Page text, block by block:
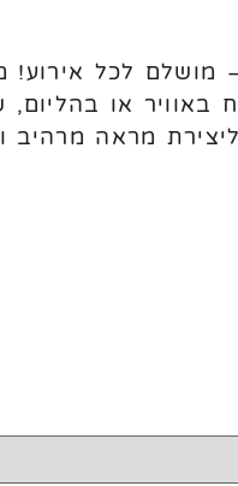
ומבריק בצורת לב – מושלם
באוויר או
מראה מרהיב